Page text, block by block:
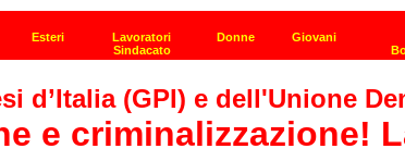
(GPI) e dell'Unione
e criminalizzazione!